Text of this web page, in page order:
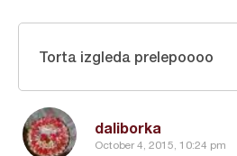
daliborka
October 4, 2015, 10:24 pm
Torta izgleda prelepoooo